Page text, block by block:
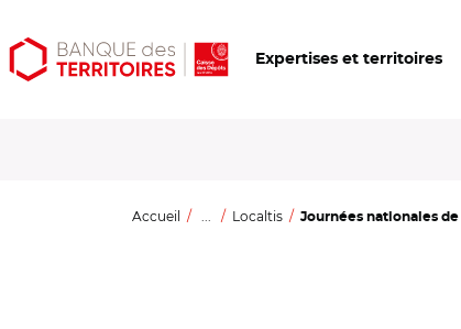
Aller
au
Aller
au
Ouvrir
les
Expertises et territoires
Accueil ... Localtis Journées nationales de